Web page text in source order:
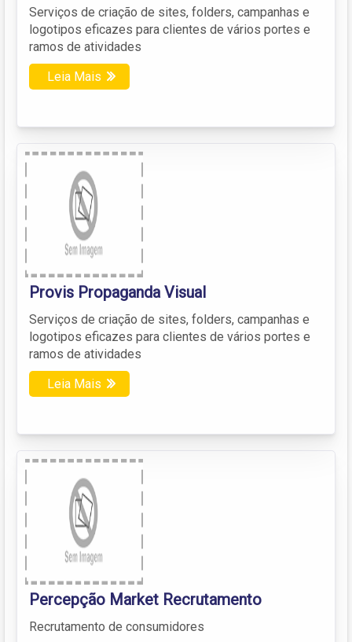
Serviços de criação de sites, folders, campanhas e
logotipos eficazes para clientes de vários portes e
ramos de atividades
Leia Mais
Provis Propaganda Visual
Serviços de criação de sites, folders, campanhas e
logotipos eficazes para clientes de vários portes e
ramos de atividades
Leia Mais
Percepção Market Recrutamento
Recrutamento de consumidores